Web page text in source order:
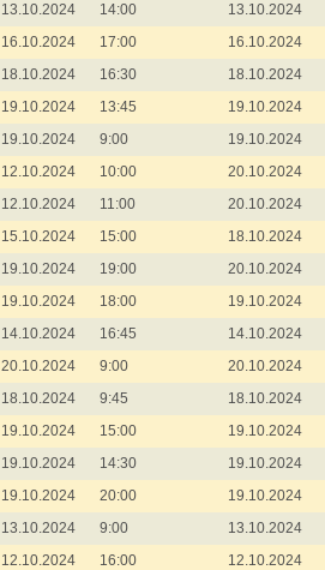
13.10.2024 14:00 13.10.2024
16.10.2024 17:00 16.10.2024
18.10.2024 16:30 18.10.2024
19.10.2024 13:45 19.10.2024
19.10.2024 9:00 19.10.2024
12.10.2024 10:00 20.10.2024
12.10.2024 11:00 20.10.2024
15.10.2024 15:00 18.10.2024
19.10.2024 19:00 20.10.2024
19.10.2024 18:00 19.10.2024
14.10.2024 16:45 14.10.2024
20.10.2024 9:00 20.10.2024
18.10.2024 9:45 18.10.2024
19.10.2024 15:00 19.10.2024
19.10.2024 14:30 19.10.2024
19.10.2024 20:00 19.10.2024
13.10.2024 9:00 13.10.2024
12.10.2024 16:00 12.10.2024